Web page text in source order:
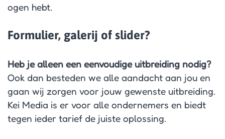
ogen hebt.
Formulier, galerij of slider?
Heb je alleen een eenvoudige uitbreiding nodig?
Ook dan besteden we alle aandacht aan jou en
gaan wij zorgen voor jouw gewenste uitbreiding.
Kei Media is er voor alle ondernemers en biedt
tegen ieder tarief de juiste oplossing.